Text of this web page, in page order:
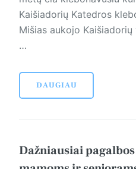
Kaišiadorių Katedros
Mišias aukojo
…
DAUGIAU
Dažniausiai